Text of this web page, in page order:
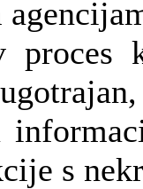
proces
s